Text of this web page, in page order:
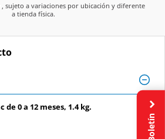
, sujeto a variaciones por ubicación y diferente
a tienda física.
0 a 12 meses, 1.4 kg.
Boletín